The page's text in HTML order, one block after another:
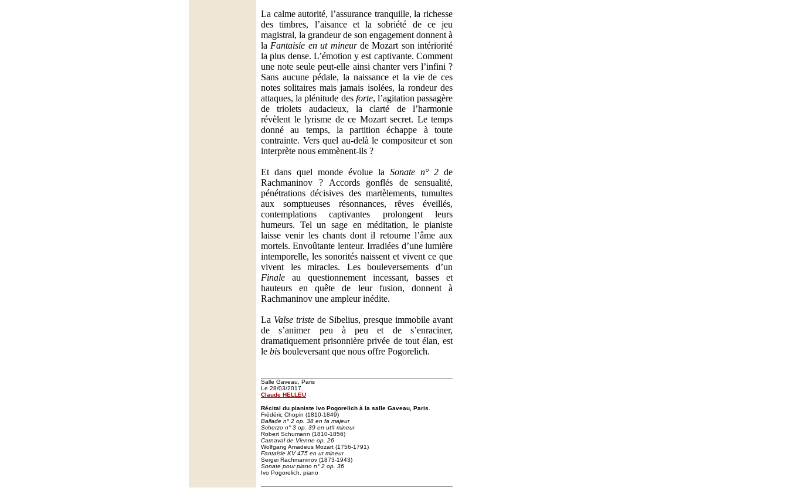
La calme autorité, l’assurance tranquille, la richesse
des timbres, l’aisance et la sobriété de ce jeu
magistral, la grandeur de son engagement donnent à
la Fantaisie en ut mineurde Mozart son intériorité
la plus dense. L’émotion y est captivante. Comment
une note seule peut-elle ainsi chanter vers l’infini ?
Sans aucune pédale, la naissance et la vie de ces
notes solitaires mais jamais isolées, la rondeur des
attaques, la plénitude des forte, l’agitation passagère
de triolets audacieux, la clarté de l’harmonie
révèlent le lyrisme de ce Mozart secret. Le temps
donné au temps, la partition échappe à toute
contrainte. Vers quel au-delà le compositeur et son
interprète nous emmènent-ils ?
Et dans quel monde évolue la Sonate n° 2 de
Rachmaninov ? Accords gonflés de sensualité,
pénétrations décisives des martèlements, tumultes
aux somptueuses résonnances, rêves éveillés,
contemplations captivantes prolongent leurs
humeurs. Tel un sage en méditation, le pianiste
laisse venir les chants dont il retourne l’âme aux
mortels. Envoûtante lenteur. Irradiées d’une lumière
intemporelle, les sonorités naissent et vivent ce que
vivent les miracles. Les bouleversements d’un
Finale au questionnement incessant, basses et
hauteurs en quête de leur fusion, donnent à
Rachmaninov une ampleur inédite.
La Valse triste de Sibelius, presque immobile avant
de s’animer peu à peu et de s’enraciner,
dramatiquement prisonnière privée de tout élan, est
le bis bouleversant que nous offre Pogorelich.
Salle Gaveau, Paris
Le 28/03/2017
Claude HELLEU
Récital du pianiste Ivo Pogorelich à la salle Gaveau, Paris.
Frédéric Chopin (1810-1849)
Ballade n° 2 op. 38 en fa majeur
Scherzo n° 3 op. 39 en ut# mineur
Robert Schumann (1810-1856)
Carnaval de Vienne op. 26
Wolfgang Amadeus Mozart (1756-1791)
Fantaisie KV 475 en ut mineur
Sergei Rachmaninov (1873-1943)
Sonate pour piano n° 2 op. 36
Ivo Pogorelich, piano